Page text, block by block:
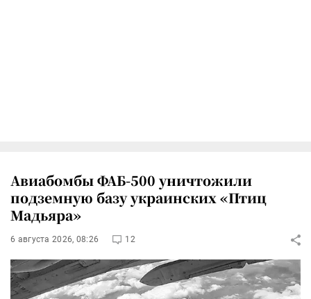
Авиабомбы ФАБ-500 уничтожили
подземную базу украинских «Птиц
Мадьяра»
6 августа 2026, 08:26 12